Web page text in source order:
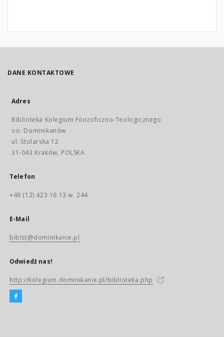
DANE KONTAKTOWE
Adres
Biblioteka Kolegium Filozoficzno-Teologicznego
oo. Dominikanów
ul. Stolarska 12
31-043 Kraków, POLSKA
Telefon
+48 (12) 423 16 13 w. 244
E-Mail
biblst@dominikanie.pl
Odwiedź nas!
http://kolegium.dominikanie.pl/biblioteka.php